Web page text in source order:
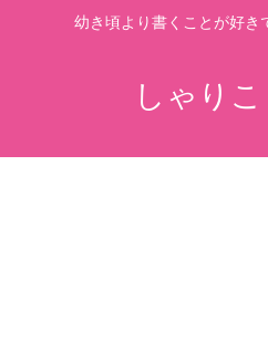
幼き頃より書くことが好き
しゃりこ